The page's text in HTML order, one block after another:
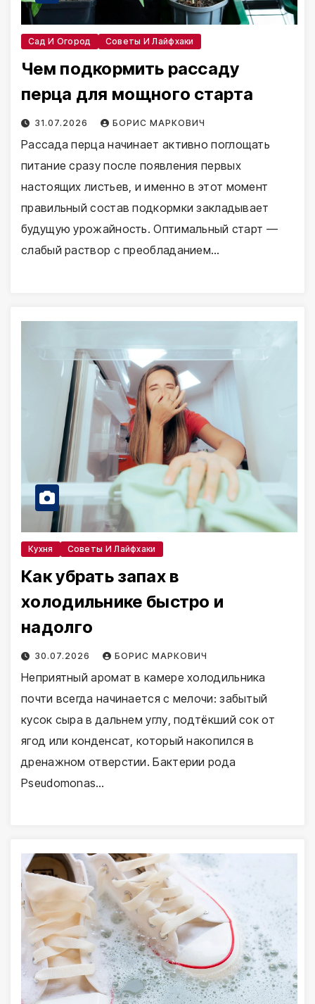
Сад И Огород Советы И Лайфхаки
Чем подкормить рассаду
перца для мощного старта
31.07.2026 БОРИС МАРКОВИЧ
Рассада перца начинает активно поглощать
питание сразу после появления первых
настоящих листьев, и именно в этот момент
правильный состав подкормки закладывает
будущую урожайность. Оптимальный старт —
слабый раствор с преобладанием…
Кухня Советы И Лайфхаки
Как убрать запах в
холодильнике быстро и
надолго
30.07.2026 БОРИС МАРКОВИЧ
Неприятный аромат в камере холодильника
почти всегда начинается с мелочи: забытый
кусок сыра в дальнем углу, подтёкший сок от
ягод или конденсат, который накопился в
дренажном отверстии. Бактерии рода
Pseudomonas…